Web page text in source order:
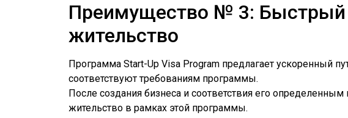
Преимущество № 3: Быстрый
жительство
Программа Start-Up Visa Program предлагает ускоренный
соответствуют требованиям программы.
После создания бизнеса и соответствия его
жительство в рамках этой программы.